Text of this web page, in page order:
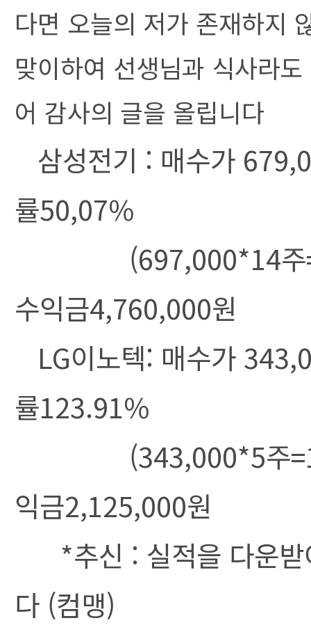
다면 오늘의 저가 존재하지
맞이하여 선생님과 식사라
어 감사의 글을 올립니다
삼성전기 : 매수가
률50,07%
(697,000*14주
수익금4,760,000원
LG이노텍: 매수가
률123.91%
(343,000*5주
익금2,125,000원
*추신 : 실적을 다운받
다 (컴맹)